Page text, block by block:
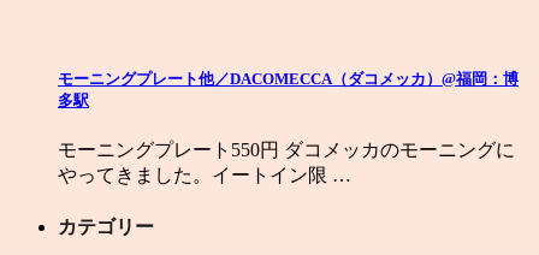
モーニングプレート他／DACOMECCA（ダコメッカ）@福岡：博
多駅
モーニングプレート550円 ダコメッカのモーニングに
やってきました。イートイン限 …
カテゴリー